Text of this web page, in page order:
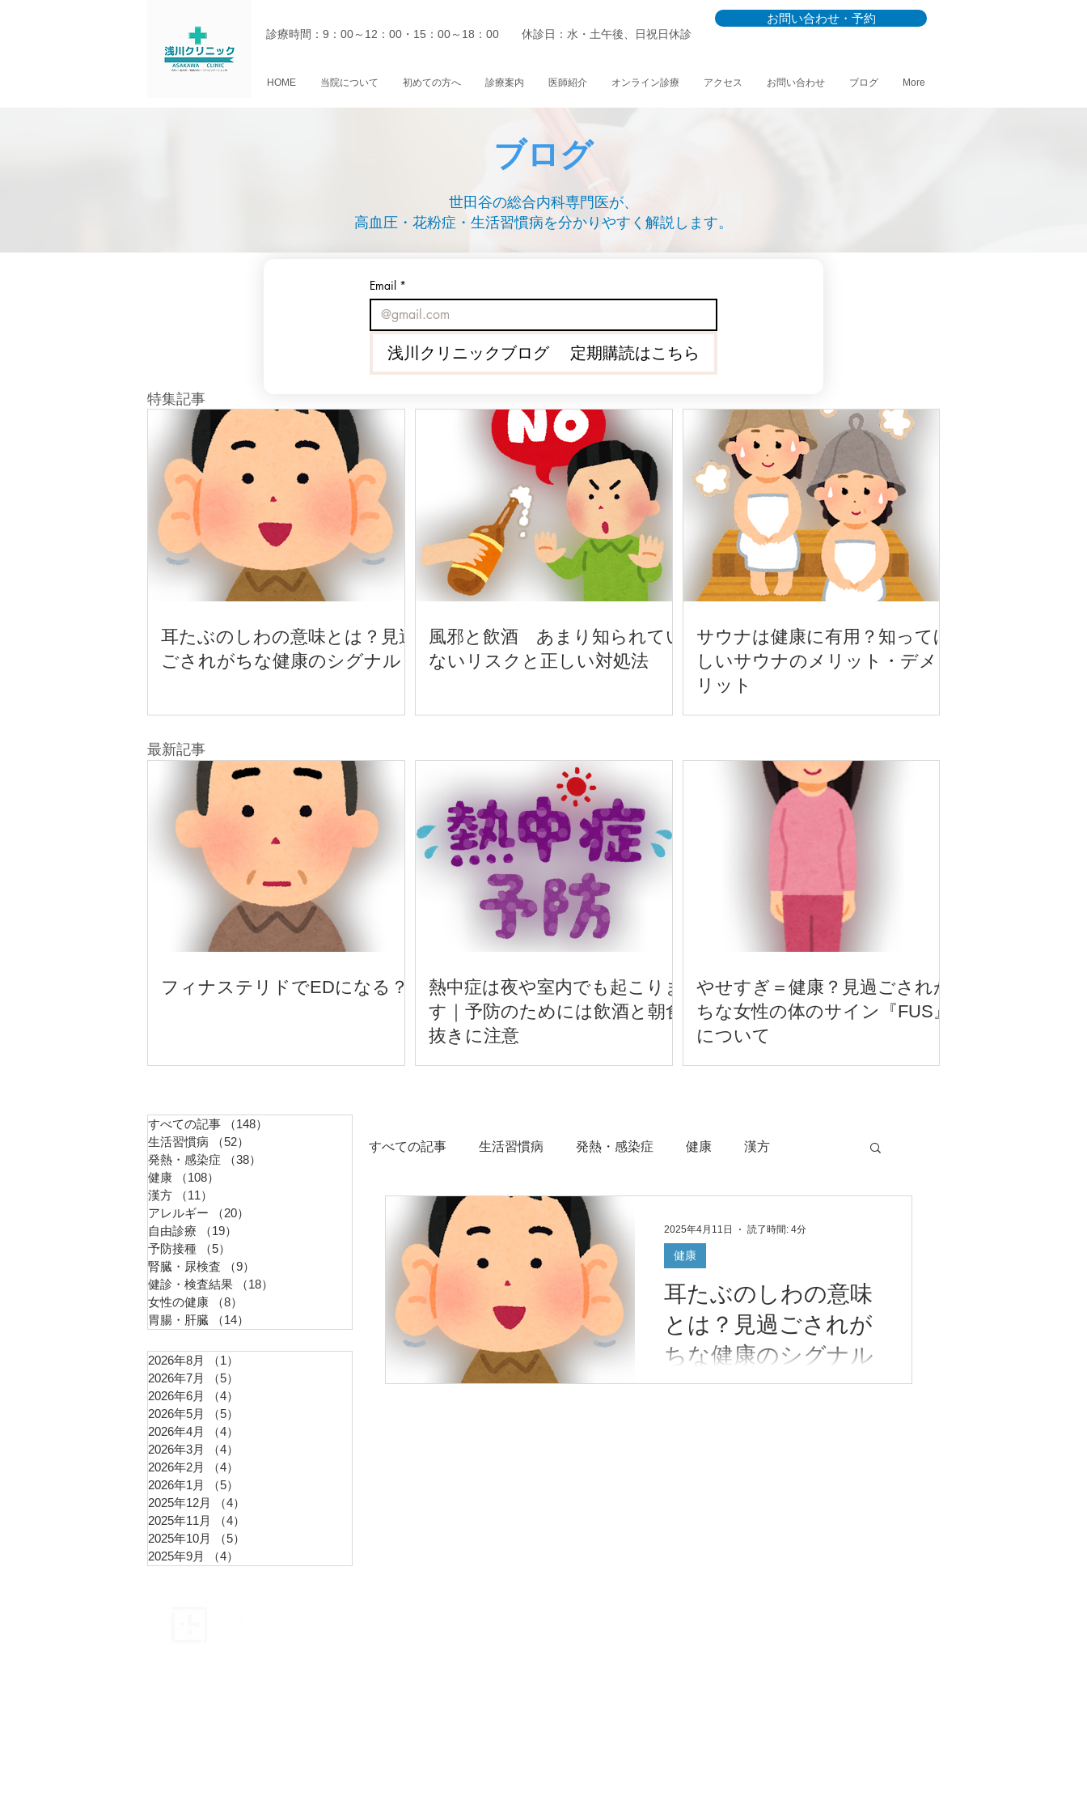
診療時間：9：00～12：00・15：00～18：00 休診日：水・土午後、日祝日休診
お問い合わせ・予約
HOME 当院について 初めての方へ 診療案内 医師紹介 オンライン診療 アクセス お問い合わせ ブログ More
ブログ
世田谷の総合内科専門医が、
高血圧・花粉症・生活習慣病を分かりやすく解説します。
​特集記事
Email *
浅川クリニックブログ 定期購読はこちら
耳たぶのしわの意味とは？見過
ごされがちな健康のシグナル
風邪と飲酒 あまり知られてい
ないリスクと正しい対処法
サウナは健康に有用？知ってほ
しいサウナのメリット・デメ
リット
最新​記事
フィナステリドでEDになる？
熱中症は夜や室内でも起こりま
す｜予防のためには飲酒と朝食
抜きに注意
やせすぎ＝健康？見過ごされが
ちな女性の体のサイン『FUS』
について
すべての記事 （148）
生活習慣病
（52）
発熱・感染症
（38）
健康
（108）
漢方
（11）
アレルギー
（20）
自由診療
（19）
予防接種
（5）
腎臓・尿検査
（9）
健診・検査結果
（18）
女性の健康
（8）
胃腸・肝臓
（14）
2026年8月 （1）
2026年7月
（5）
2026年6月
（4）
2026年5月
（5）
2026年4月
（4）
2026年3月
（4）
2026年2月
（4）
2026年1月
（5）
2025年12月
（4）
2025年11月
（4）
2025年10月
（5）
2025年9月
（4）
すべての記事 生活習慣病 発熱・感染症 健康 漢方
アレルギー 予防接種
健診・検査結果 女性の健康
耳たぶのしわの意味
とは？見過ごされが
ちな健康のシグナル
健康
2025年4月11日 読了時間: 4分